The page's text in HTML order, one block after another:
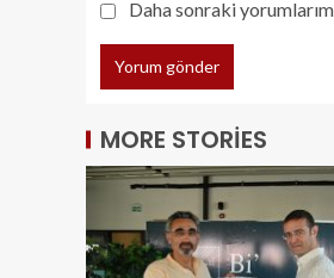
Daha sonraki
MORE STORIES